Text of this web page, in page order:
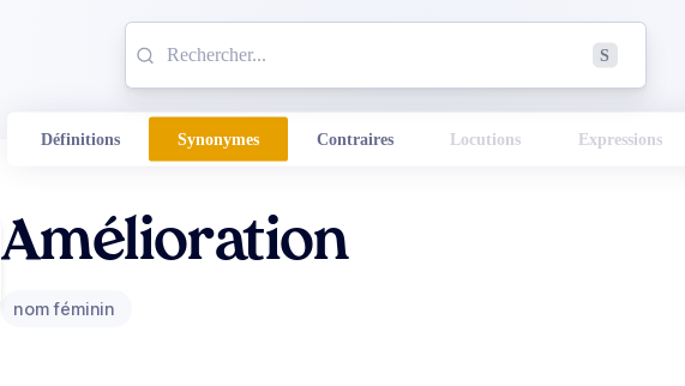
S
Définitions Synonymes Contraires Locutions Expressions
Amélioration
nom féminin